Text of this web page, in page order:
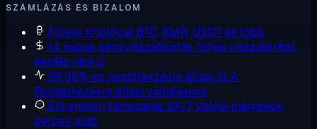
SZÁMLÁZÁS ÉS BIZALOM
Fizess kriptóval BTC, XMR, USDT és több
14 napos pénzvisszafizetés Teljes visszatérítés,
kérdés nélkül
99,95%-os rendelkezésre állási SLA
Rendelkezésre állási vállalásunk
Élő emberi támogatás 24/7Valódi mérnökök,
percek alatt